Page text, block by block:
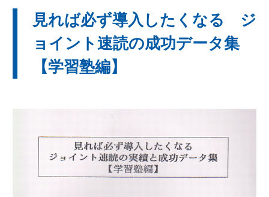
見れば必ず導入したくなる ジ
ョイント速読の成功データ集
【学習塾編】